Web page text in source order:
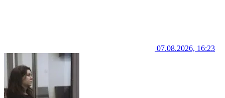
07.08.2026, 16:23